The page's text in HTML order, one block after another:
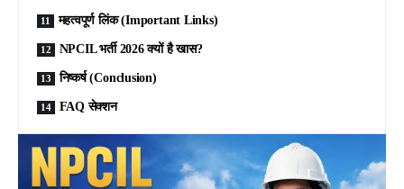
महत्वपूर्ण लिंक (Important Links)
NPCIL भर्ती 2026 क्यों है खास?
निष्कर्ष (Conclusion)
FAQ सेक्शन